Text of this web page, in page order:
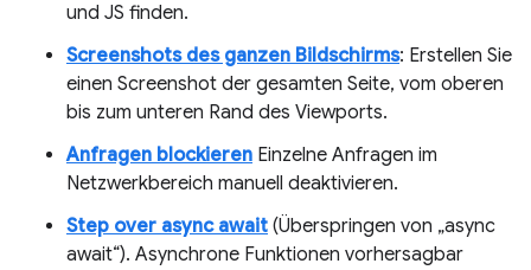
und JS finden.
Screenshots des ganzen Bildschirms: Erstellen Sie
einen Screenshot der gesamten Seite, vom oberen
bis zum unteren Rand des Viewports.
Anfragen blockieren Einzelne Anfragen im
Netzwerkbereich manuell deaktivieren.
Step over async await (Überspringen von „async
await“). Asynchrone Funktionen vorhersagbar